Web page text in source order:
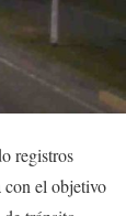
registros
con el objetivo